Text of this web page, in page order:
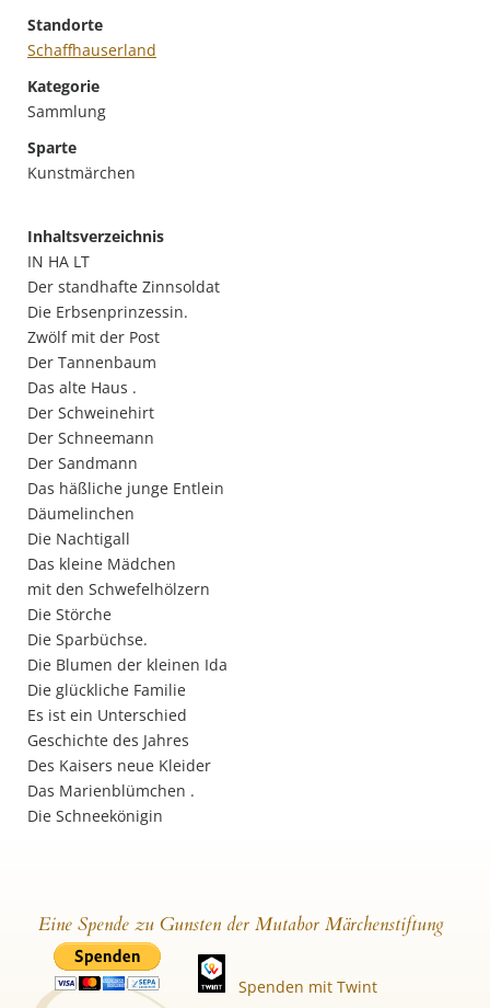
Standorte
Schaffhauserland
Kategorie
Sammlung
Sparte
Kunstmärchen
Inhaltsverzeichnis
IN HA LT
Der standhafte Zinnsoldat
Die Erbsenprinzessin.
Zwölf mit der Post
Der Tannenbaum
Das alte Haus .
Der Schweinehirt
Der Schneemann
Der Sandmann
Das häßliche junge Entlein
Däumelinchen
Die Nachtigall
Das kleine Mädchen
mit den Schwefelhölzern
Die Störche
Die Sparbüchse.
Die Blumen der kleinen Ida
Die glückliche Familie
Es ist ein Unterschied
Geschichte des Jahres
Des Kaisers neue Kleider
Das Marienblümchen .
Die Schneekönigin
Eine Spende zu Gunsten der Mutabor Märchenstiftung
Spenden mit Twint